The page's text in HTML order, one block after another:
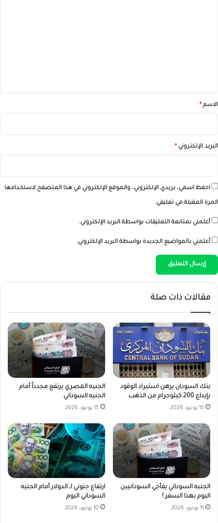
*الاسم*
البريد الإلكتروني*
احفظ اسمي، بريدي الإلكتروني، والموقع الإلكتروني في هذا المتصفح لاستخدامها
المرة المقبلة في تعليقي.
أعلمني بمتابعة التعليقات بواسطة البريد الإلكتروني.
أعلمني بالمواضيع الجديدة بواسطة البريد الإلكتروني.
مقالات ذات صلة
بنك السودان يرهن استيراد الوقود
بإيداع 200 كيلوجرام من الذهب
15 يونيو، 2026
الجنيه المصري يرتفع مجدداً أمام
الجنيه السوداني
15 يونيو، 2026
الجنيه السوداني يفأجي السودانيين
اليوم بهذا السعر !
11 يونيو، 2026
ارتفاع جنوني لـ الدولار أمام الجنيه
السوداني اليوم
10 يونيو، 2026